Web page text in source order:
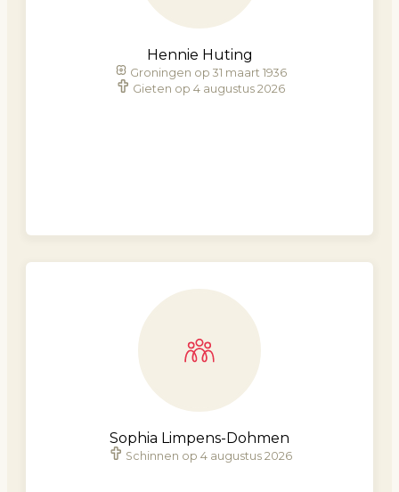
Hennie Huting
Groningen op 31 maart 1936
Gieten op 4 augustus 2026
Sophia Limpens-Dohmen
Schinnen op 4 augustus 2026